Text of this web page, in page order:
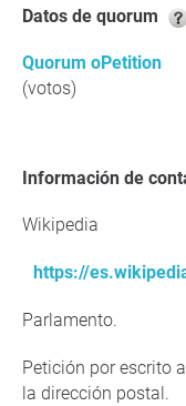
Datos de quorum
Quorum oPetition
(votos)
Información de
Wikipedia
https://
Parlamento.
Petición por escrito a
la dirección postal.